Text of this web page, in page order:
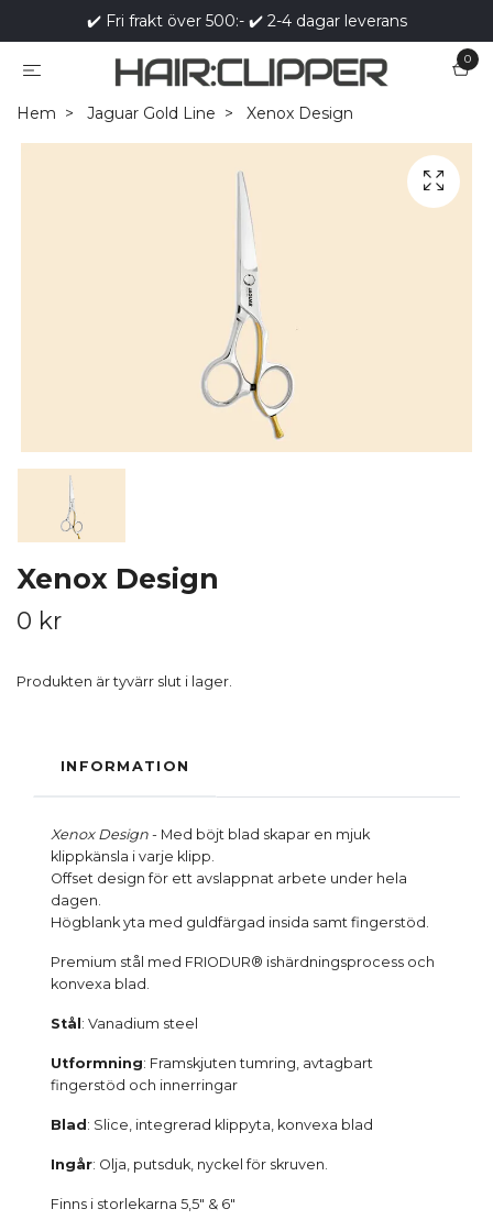
✔️ Fri frakt över 500:- ✔️ 2-4 dagar leverans
0
Hem Jaguar Gold Line Xenox Design
Xenox Design
0 kr
Produkten är tyvärr slut i lager.
INFORMATION
Xenox Design - Med böjt blad skapar en mjuk
klippkänsla i varje klipp.
Offset design för ett avslappnat arbete under hela
dagen.
Högblank yta med guldfärgad insida samt fingerstöd.
Premium stål med FRIODUR® ishärdningsprocess och
konvexa blad.
Stål : Vanadium steel
Utformning: Framskjuten tumring, avtagbart
fingerstöd och innerringar
Blad : Slice, integrerad klippyta, konvexa blad
Ingår: Olja, putsduk, nyckel för skruven.
Finns i storlekarna 5,5" & 6"